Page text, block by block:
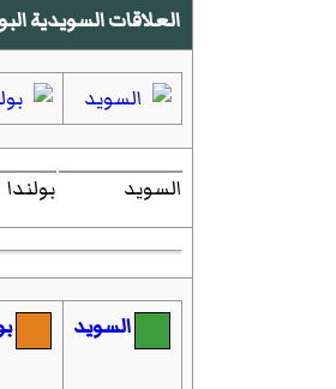
العلاقات السويدية
السويد بولندا
السويد